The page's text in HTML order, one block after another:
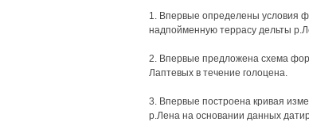
1. Впервые определены условия
надпойменную террасу дельты
2. Впервые предложена схема
Лаптевых в течение голоцена.
3. Впервые построена кривая
р.Лена на основании данных